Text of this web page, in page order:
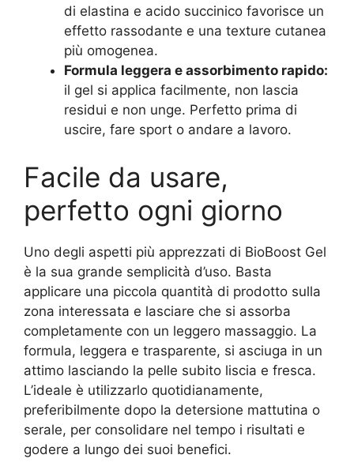
di elastina e acido succinico favorisce un
effetto rassodante e una texture cutanea
più omogenea.
Formula leggera e assorbimento rapido:
il gel si applica facilmente, non lascia
residui e non unge. Perfetto prima di
uscire, fare sport o andare a lavoro.
Facile da usare,
perfetto ogni giorno
Uno degli aspetti più apprezzati di BioBoost Gel
è la sua grande semplicità d’uso. Basta
applicare una piccola quantità di prodotto sulla
zona interessata e lasciare che si assorba
completamente con un leggero massaggio. La
formula, leggera e trasparente, si asciuga in un
attimo lasciando la pelle subito liscia e fresca.
L’ideale è utilizzarlo quotidianamente,
preferibilmente dopo la detersione mattutina o
serale, per consolidare nel tempo i risultati e
godere a lungo dei suoi benefici.